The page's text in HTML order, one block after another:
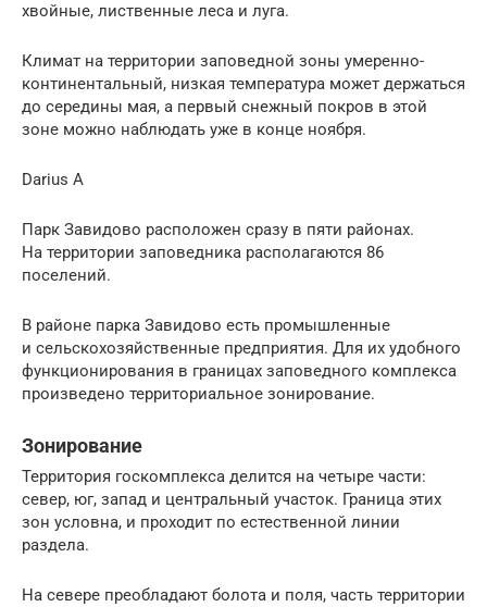
хвойные, лиственные леса и луга.
Климат на территории заповедной зоны умеренно-
континентальный, низкая температура может держаться
до середины мая, а первый снежный покров в этой
зоне можно наблюдать уже в конце ноября.
Darius A
Парк Завидово расположен сразу в пяти районах.
На территории заповедника располагаются 86
поселений.
В районе парка Завидово есть промышленные
и сельскохозяйственные предприятия. Для их удобного
функционирования в границах заповедного комплекса
произведено территориальное зонирование.
Зонирование
Территория госкомплекса делится на четыре части:
север, юг, запад и центральный участок. Граница этих
зон условна, и проходит по естественной линии
раздела.
На севере преобладают болота и поля, часть территории